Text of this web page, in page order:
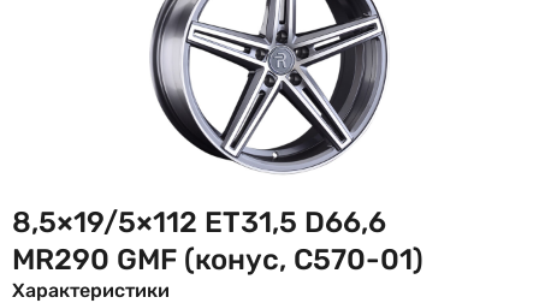
8,5×19/5×112 ET31,5 D66,6
MR290 GMF (конус, C570-01)
Характеристики